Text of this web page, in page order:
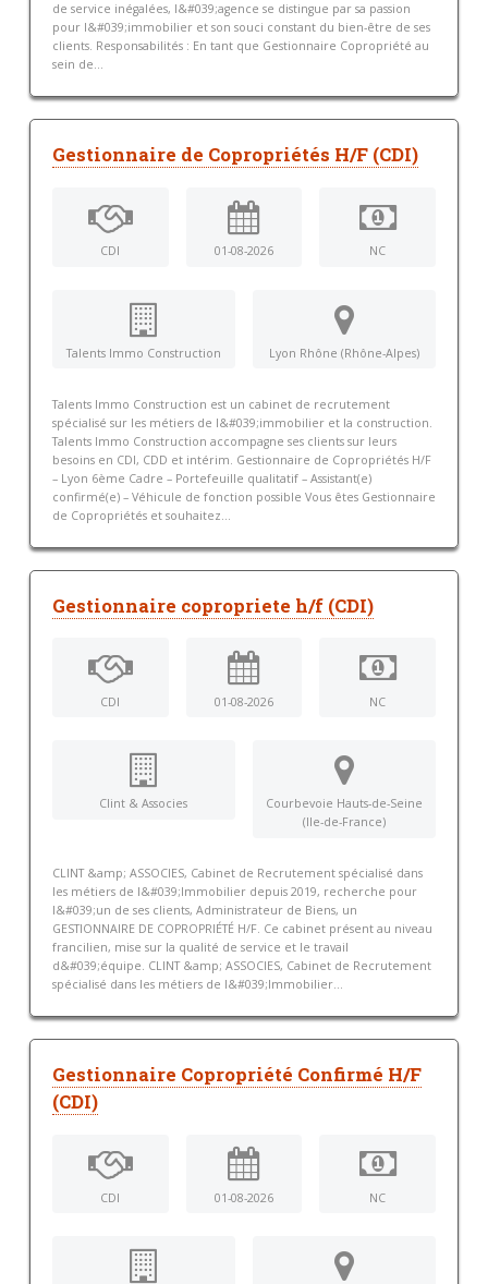
de service inégalées, l&#039;agence se distingue par sa passion
pour l&#039;immobilier et son souci constant du bien-être de ses
clients. Responsabilités : En tant que Gestionnaire Copropriété au
sein de...
Gestionnaire de Copropriétés H/F (CDI)
CDI 01-08-2026 NC
Talents Immo Construction Lyon Rhône (Rhône-Alpes)
Talents Immo Construction est un cabinet de recrutement
spécialisé sur les métiers de l&#039;immobilier et la construction.
Talents Immo Construction accompagne ses clients sur leurs
besoins en CDI, CDD et intérim. Gestionnaire de Copropriétés H/F
– Lyon 6ème Cadre – Portefeuille qualitatif – Assistant(e)
confirmé(e) – Véhicule de fonction possible Vous êtes Gestionnaire
de Copropriétés et souhaitez...
Gestionnaire copropriete h/f (CDI)
CDI 01-08-2026 NC
Clint & Associes
Courbevoie Hauts-de-Seine
(Ile-de-France)
CLINT &amp; ASSOCIES, Cabinet de Recrutement spécialisé dans
les métiers de l&#039;Immobilier depuis 2019, recherche pour
l&#039;un de ses clients, Administrateur de Biens, un
GESTIONNAIRE DE COPROPRIÉTÉ H/F. Ce cabinet présent au niveau
francilien, mise sur la qualité de service et le travail
d&#039;équipe. CLINT &amp; ASSOCIES, Cabinet de Recrutement
spécialisé dans les métiers de l&#039;Immobilier...
Gestionnaire Copropriété Confirmé H/F
(CDI)
CDI 01-08-2026 NC